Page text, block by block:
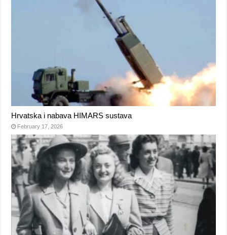
Hrvatska i nabava HIMARS sustava
February 17, 2026